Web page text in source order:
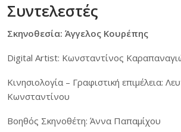
Συντελεστές
Σκηνοθεσία: Άγγελος Κουρέπης
Digital Artist: Κωνσταντίνος
Κινησιολογία – Γραφιστική επιμέλεια:
Κωνσταντίνου
Βοηθός Σκηνοθέτη: Άννα Παπαμίχου